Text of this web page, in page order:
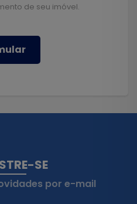
de seu imóvel.
SE
por e-mail